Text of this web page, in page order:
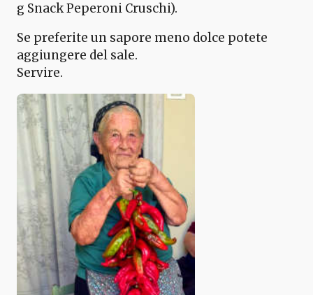
g Snack Peperoni Cruschi).
Se preferite un sapore meno dolce potete
aggiungere del sale.
Servire.